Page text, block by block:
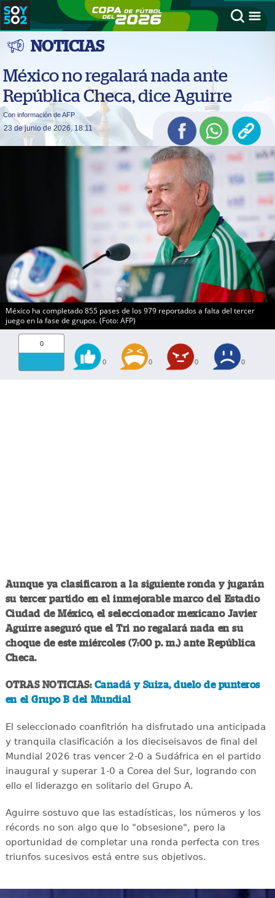
NOTICIAS
México no regalará nada ante
República Checa, dice Aguirre
Con información de AFP
23 de junio de 2026, 18:11
México ha completado 855 pases de los 979 reportados a falta del tercer
juego en la fase de grupos. (Foto: AFP)
0
0 0 0 0
Aunque ya clasificaron a la siguiente ronda y jugarán
su tercer partido en el inmejorable marco del Estadio
Ciudad de México, el seleccionador mexicano Javier
Aguirre aseguró que el Tri no regalará nada en su
choque de este miércoles (7:00 p. m.) ante República
Checa.
OTRAS NOTICIAS: Canadá y Suiza, duelo de punteros
en el Grupo B del Mundial
El seleccionado coanfitrión ha disfrutado una anticipada
y tranquila clasificación a los dieciseisavos de final del
Mundial 2026 tras vencer 2-0 a Sudáfrica en el partido
inaugural y superar 1-0 a Corea del Sur, logrando con
ello el liderazgo en solitario del Grupo A.
Aguirre sostuvo que las estadísticas, los números y los
récords no son algo que lo "obsesione", pero la
oportunidad de completar una ronda perfecta con tres
triunfos sucesivos está entre sus objetivos.